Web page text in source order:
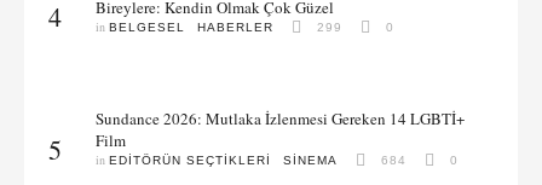
4 Bireylere: Kendin Olmak Çok Güzel
in BELGESEL HABERLER 299 0
5
Sundance 2026: Mutlaka İzlenmesi Gereken 14 LGBTİ+
Film
in EDITÖRÜN SEÇTIKLERI SINEMA 684 0